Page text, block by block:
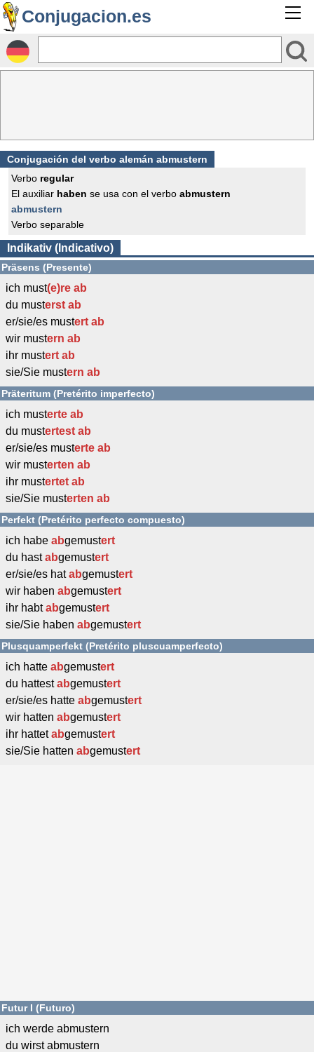
Conjugacion.es
Conjugación del verbo alemán abmustern
Verbo regular
El auxiliar haben se usa con el verbo abmustern
abmustern
Verbo separable
Indikativ (Indicativo)
Präsens (Presente)
ich must(e)re ab
du musterst ab
er/sie/es mustert ab
wir mustern ab
ihr mustert ab
sie/Sie mustern ab
Präteritum (Pretérito imperfecto)
ich musterte ab
du mustertest ab
er/sie/es musterte ab
wir musterten ab
ihr mustertet ab
sie/Sie musterten ab
Perfekt (Pretérito perfecto compuesto)
ich habe abgemustert
du hastabgemustert
er/sie/es hatabgemustert
wir haben abgemustert
ihr habtabgemustert
sie/Sie haben abgemustert
Plusquamperfekt (Pretérito pluscuamperfecto)
ich hatte abgemustert
du hattestabgemustert
er/sie/es hatte abgemustert
wir hatten abgemustert
ihr hattetabgemustert
sie/Sie hatten abgemustert
Futur I (Futuro)
ich werde abmustern
du wirst abmustern